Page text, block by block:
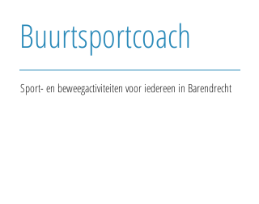
Buurtsportcoach
Sport- en beweegactiviteiten voor iedereen in Barendrecht